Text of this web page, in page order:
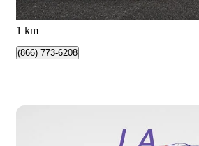
Toronto, ON
1 km
(866) 773-6208